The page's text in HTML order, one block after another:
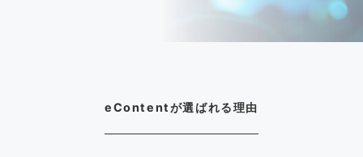
eContentが選ばれる理由